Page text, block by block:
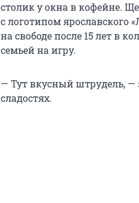
столик у окна в кофейне.
с логотипом ярославского
на свободе после 15 лет в
семьей на игру.
— Тут вкусный штрудель, —
сладостях.